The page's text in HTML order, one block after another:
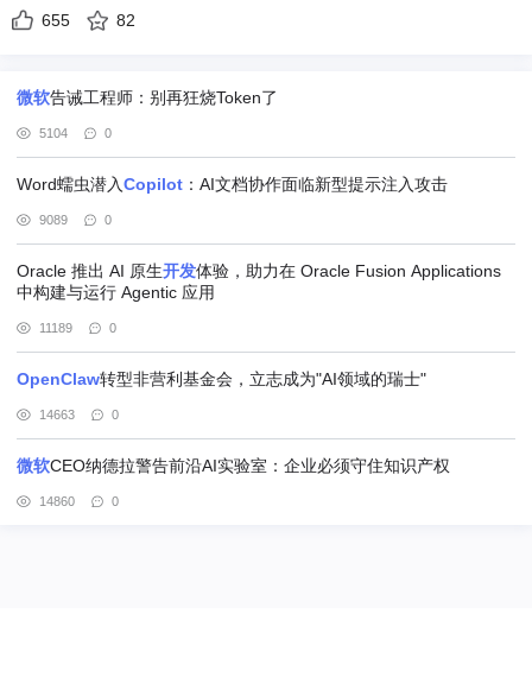
655 82
微软告诫工程师：别再狂烧Token了
5104 0
Word蠕虫潜入Copilot ：AI文档协作面临新型提示注入攻击
9089 0
Oracle 推出 AI 原生开发体验，助力在 Oracle Fusion Applications
中构建与运行 Agentic 应用
11189 0
OpenClaw转型非营利基金会，立志成为"AI领域的瑞士"
14663 0
微软CEO纳德拉警告前沿AI实验室：企业必须守住知识产权
14860 0